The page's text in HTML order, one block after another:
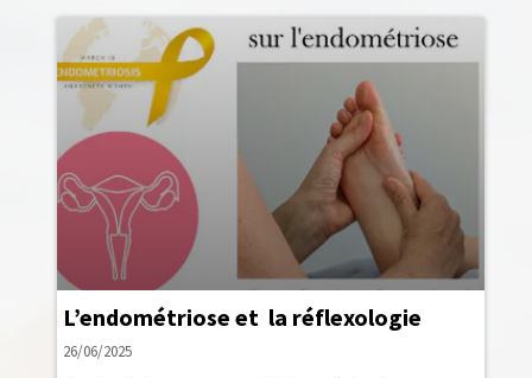
L’endométriose et la réflexologie
26/06/2025